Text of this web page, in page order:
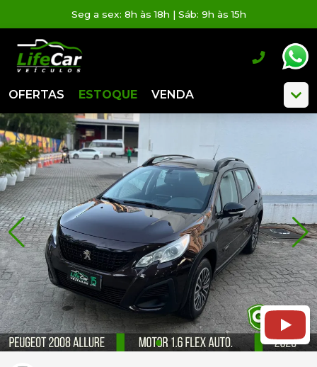
Seg a sex: 8h às 18h | Sáb: 9h às 15h
OFERTAS ESTOQUE VENDA